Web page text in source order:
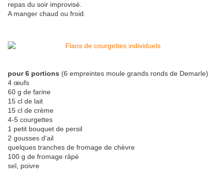
repas du soir improvisé.
A manger chaud ou froid.
pour 6 portions (6 empreintes moule grands ronds de Demarle)
4 œufs
60 g de farine
15 cl de lait
15 cl de crème
4-5 courgettes
1 petit bouquet de persil
2 gousses d'ail
quelques tranches de fromage de chèvre
100 g de fromage râpé
sel, poivre